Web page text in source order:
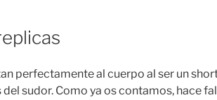
perfectamente al cuerpo al ser un
sudor. Como ya os contamos, hace